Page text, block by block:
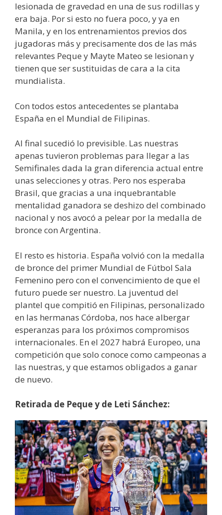
lesionada de gravedad en una de sus rodillas y
era baja. Por si esto no fuera poco, y ya en
Manila, y en los entrenamientos previos dos
jugadoras más y precisamente dos de las más
relevantes Peque y Mayte Mateo se lesionan y
tienen que ser sustituidas de cara a la cita
mundialista.
Con todos estos antecedentes se plantaba
España en el Mundial de Filipinas.
Al final sucedió lo previsible. Las nuestras
apenas tuvieron problemas para llegar a las
Semifinales dada la gran diferencia actual entre
unas selecciones y otras. Pero nos esperaba
Brasil, que gracias a una inquebrantable
mentalidad ganadora se deshizo del combinado
nacional y nos avocó a pelear por la medalla de
bronce con Argentina.
El resto es historia. España volvió con la medalla
de bronce del primer Mundial de Fútbol Sala
Femenino pero con el convencimiento de que el
futuro puede ser nuestro. La juventud del
plantel que compitió en Filipinas, personalizado
en las hermanas Córdoba, nos hace albergar
esperanzas para los próximos compromisos
internacionales. En el 2027 habrá Europeo, una
competición que solo conoce como campeonas a
las nuestras, y que estamos obligados a ganar
de nuevo.
Retirada de Peque y de Leti Sánchez: